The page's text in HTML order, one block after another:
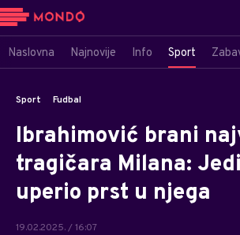
Naslovna Najnovije Info Sport
Sport Fudbal
Ibrahimović brani
tragičara Milana:
uperio prst u njega
19.02.2025. / 16:07